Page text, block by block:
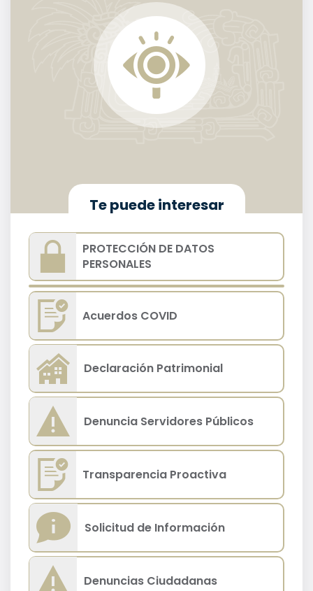
Te puede interesar
PROTECCIÓN DE DATOS
PERSONALES
Acuerdos COVID
Declaración Patrimonial
Denuncia Servidores Públicos
Transparencia Proactiva
Solicitud de Información
Denuncias Ciudadanas